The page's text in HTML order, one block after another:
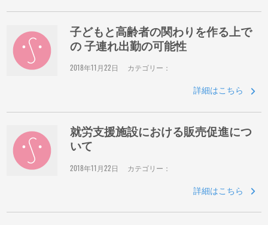
子どもと高齢者の関わりを作る上で
の 子連れ出勤の可能性
2018年11月22日 カテゴリー：
詳細はこちら
就労支援施設における販売促進につ
いて
2018年11月22日 カテゴリー：
詳細はこちら